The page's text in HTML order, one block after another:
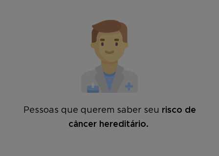
Pessoas que querem saber seu risco de
câncer hereditário.